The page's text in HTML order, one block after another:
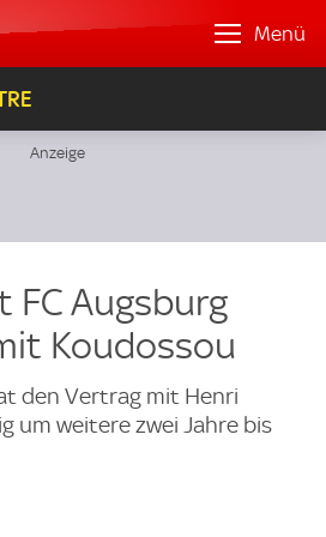
Menü
FC Augsburg
Koudossou
den Vertrag mit Henri
um weitere zwei Jahre bis